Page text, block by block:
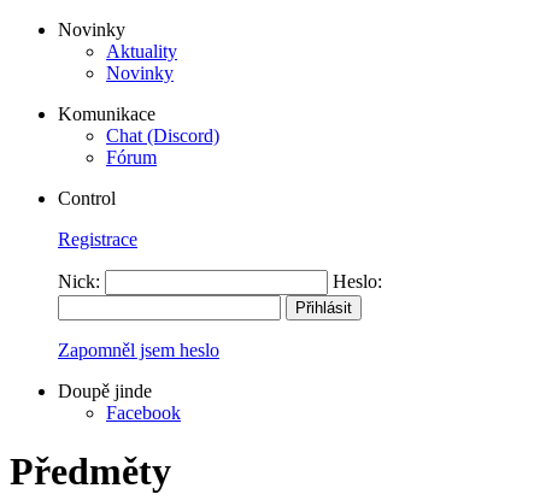
Novinky
Aktuality
Novinky
Komunikace
Chat (Discord)
Fórum
Control
Registrace
Nick: Heslo:
Zapomněl jsem heslo
Doupě jinde
Facebook
Předměty